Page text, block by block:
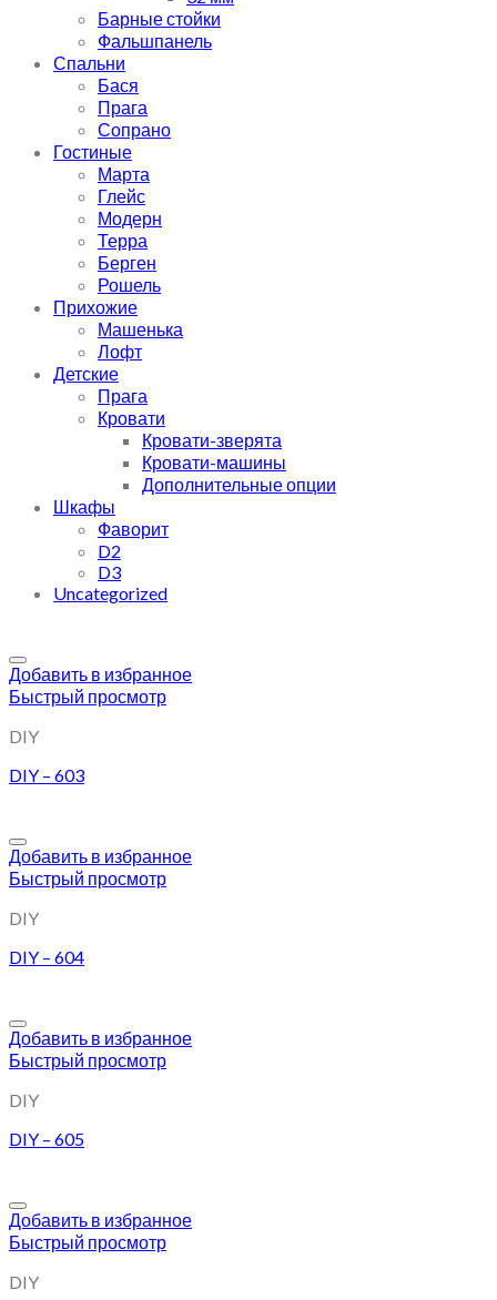
Барные стойки
Фальшпанель
Спальни
Бася
Прага
Сопрано
Гостиные
Марта
Глейс
Модерн
Терра
Берген
Рошель
Прихожие
Машенька
Лофт
Детские
Прага
Кровати
Кровати-зверята
Кровати-машины
Дополнительные опции
Шкафы
Фаворит
D2
D3
Uncategorized
Добавить в избранное
Быстрый просмотр
DIY
DIY – 603
Добавить в избранное
Быстрый просмотр
DIY
DIY – 604
Добавить в избранное
Быстрый просмотр
DIY
DIY – 605
Добавить в избранное
Быстрый просмотр
DIY